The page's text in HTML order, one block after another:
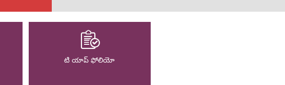
టి యాప్ ఫోలియో